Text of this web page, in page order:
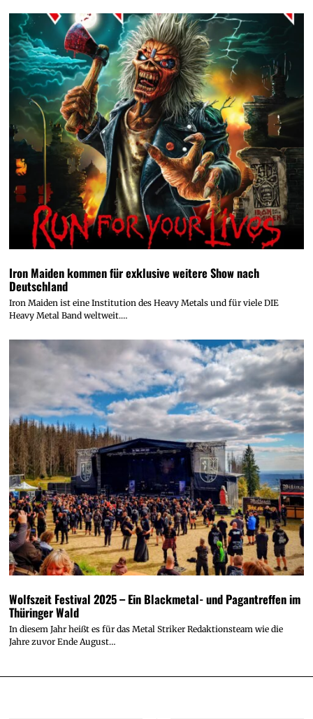
Iron Maiden kommen für exklusive weitere Show nach
Deutschland
Iron Maiden ist eine Institution des Heavy Metals und für viele DIE
Heavy Metal Band weltweit.…
Wolfszeit Festival 2025 – Ein Blackmetal- und Pagantreffen im
Thüringer Wald
In diesem Jahr heißt es für das Metal Striker Redaktionsteam wie die
Jahre zuvor Ende August…